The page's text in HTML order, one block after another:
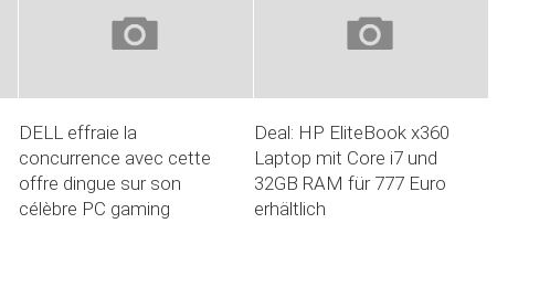
DELL effraie la
concurrence avec cette
offre dingue sur son
célèbre PC gaming
Deal: HP EliteBook x360
Laptop mit Core i7 und
32GB RAM für 777 Euro
erhältlich